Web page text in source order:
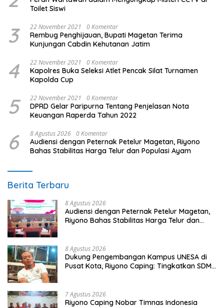
Toilet Siswi
3 22 November 2021 0 Komentar
Rembug Penghijauan, Bupati Magetan Terima
Kunjungan Cabdin Kehutanan Jatim
4 22 November 2021 0 Komentar
Kapolres Buka Seleksi Atlet Pencak Silat Turnamen
Kapolda Cup
5 22 November 2021 0 Komentar
DPRD Gelar Paripurna Tentang Penjelasan Nota
Keuangan Raperda Tahun 2022
6 8 Agustus 2026 0 Komentar
Audiensi dengan Peternak Petelur Magetan, Riyono
Bahas Stabilitas Harga Telur dan Populasi Ayam
Berita Terbaru
8 Agustus 2026
Audiensi dengan Peternak Petelur Magetan,
Riyono Bahas Stabilitas Harga Telur dan
8 Agustus 2026
Dukung Pengembangan Kampus UNESA di
Pusat Kota, Riyono Caping: Tingkatkan SDM
7 Agustus 2026
Riyono Caping Nobar Timnas Indonesia